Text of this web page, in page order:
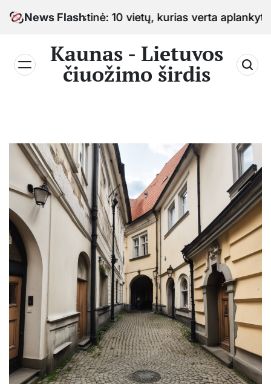
News Flash
sostinė: 10 vietų, kurias verta aplankyti
Kaunas - Lietuvos
čiuožimo širdis